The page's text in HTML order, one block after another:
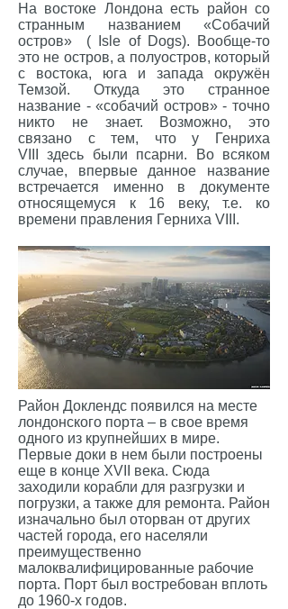
На востоке Лондона есть район со
странным названием «Собачий
остров» ( Isle of Dogs). Вообще-то
это не остров, а полуостров, который
с востока, юга и запада окружён
Темзой. Откуда это странное
название - «собачий остров» - точно
никто не знает. Возможно, это
связано с тем, что у Генриха
VIII здесь были псарни. Во всяком
случае, впервые данное название
встречается именно в документе
относящемуся к 16 веку, т.е. ко
времени правления Герниха VIII.
Район Доклендс появился на месте
лондонского порта – в свое время
одного из крупнейших в мире.
Первые доки в нем были построены
еще в конце XVII века. Сюда
заходили корабли для разгрузки и
погрузки, а также для ремонта. Район
изначально был оторван от других
частей города, его населяли
преимущественно
малоквалифицированные рабочие
порта. Порт был востребован вплоть
до 1960-х годов.